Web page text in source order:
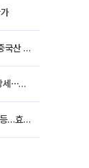
우리로, 광트랜시버 필수 부품 상용화...美 중국산 퇴출 추진에 상승세
항공주, 美·이란 협상 진전과 유가 급락에 강세⋯한진칼 8%↑
AI 전력주, 데이터센터 수요 기대에 동반 급등…효성중공업 10%↑